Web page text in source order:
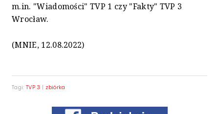
m.in. "Wiadomości" TVP 1 czy "Fakty" TVP 3
Wrocław.
(MNIE, 12.08.2022)
Tagi: TVP 3 | zbiórka